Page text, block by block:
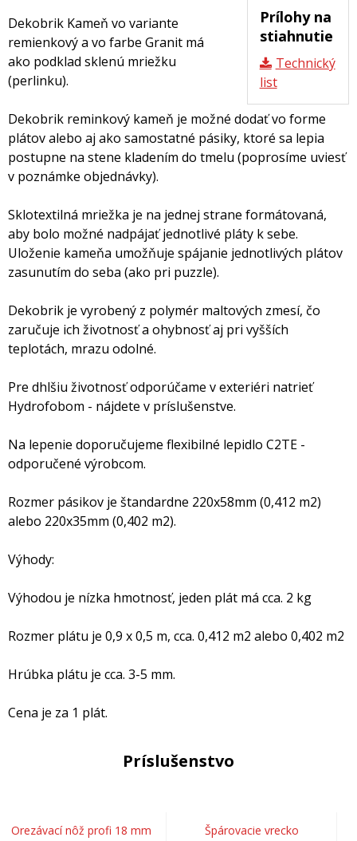
Prílohy na
stiahnutie
Technický
list
Dekobrik Kameň vo variante
remienkový a vo farbe Granit má
ako podklad sklenú mriežku
(perlinku).
Dekobrik reminkový kameň je možné dodať vo forme
plátov alebo aj ako samostatné pásiky, ktoré sa lepia
postupne na stene kladením do tmelu (poprosíme uviesť
v poznámke objednávky).
Sklotextilná mriežka je na jednej strane formátovaná,
aby bolo možné nadpájať jednotlivé pláty k sebe.
Uloženie kameňa umožňuje spájanie jednotlivých plátov
zasunutím do seba (ako pri puzzle).
Dekobrik je vyrobený z polymér maltových zmesí, čo
zaručuje ich životnosť a ohybnosť aj pri vyšších
teplotách, mrazu odolné.
Pre dhlšiu životnosť odporúčame v exteriéri natrieť
Hydrofobom - nájdete v príslušenstve.
Na lepenie doporučujeme flexibilné lepidlo C2TE -
odporučené výrobcom.
Rozmer pásikov je štandardne 220x58mm (0,412 m2)
alebo 220x35mm (0,402 m2).
Výhody:
Výhodou je nízka hmotnosť, jeden plát má cca. 2 kg
Rozmer plátu je 0,9 x 0,5 m, cca. 0,412 m2 alebo 0,402 m2
Hrúbka plátu je cca. 3-5 mm.
Cena je za 1 plát.
Príslušenstvo
Orezávací nôž profi 18 mm Špárovacie vrecko